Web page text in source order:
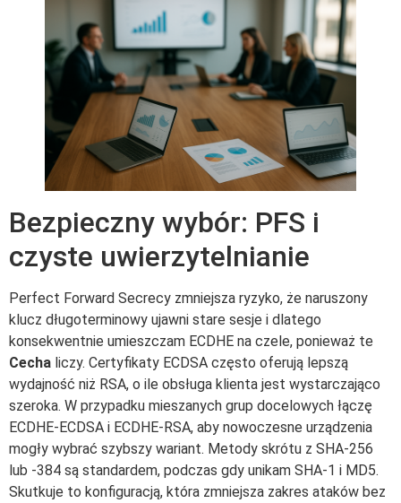
Bezpieczny wybór: PFS i
czyste uwierzytelnianie
Perfect Forward Secrecy zmniejsza ryzyko, że naruszony
klucz długoterminowy ujawni stare sesje i dlatego
konsekwentnie umieszczam ECDHE na czele, ponieważ te
Cecha liczy. Certyfikaty ECDSA często oferują lepszą
wydajność niż RSA, o ile obsługa klienta jest wystarczająco
szeroka. W przypadku mieszanych grup docelowych łączę
ECDHE-ECDSA i ECDHE-RSA, aby nowoczesne urządzenia
mogły wybrać szybszy wariant. Metody skrótu z SHA-256
lub -384 są standardem, podczas gdy unikam SHA-1 i MD5.
Skutkuje to konfiguracją, która zmniejsza zakres ataków bez